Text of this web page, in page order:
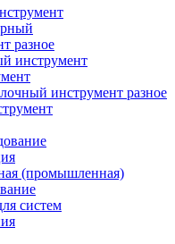
разное
инструмент
инструмент разное
(промышленная)
систем